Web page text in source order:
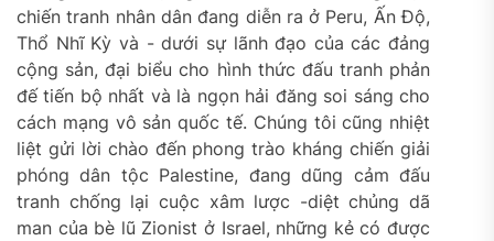
chiến tranh nhân dân đang diễn ra ở Peru, Ấn Độ,
Thổ Nhĩ Kỳ và -­­ dưới sự lãnh đạo của các đảng
cộng sản, đại biểu cho hình thức đấu tranh phản
đế tiến bộ nhất và là ngọn hải đăng soi sáng cho
cách mạng vô sản quốc tế. Chúng tôi cũng nhiệt
liệt gửi lời chào đến phong trào kháng chiến giải
phóng dân tộc Palestine, đang dũng cảm đấu
tranh chống lại cuộc xâm lược -diệt chủng dã
man của bè lũ Zionist ở Israel, những kẻ có được